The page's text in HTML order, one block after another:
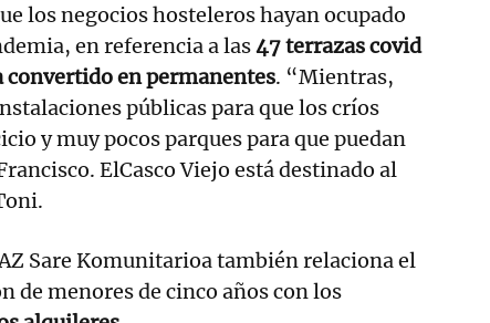
los negocios hosteleros hayan ocupado
en referencia a las47 terrazas covid
convertido en permanentes. “Mientras,
públicas para que los críos
y muy pocos parques para que puedan
ElCasco Viejo está destinado al
Sare Komunitarioa también relaciona el
de menores de cinco años con los